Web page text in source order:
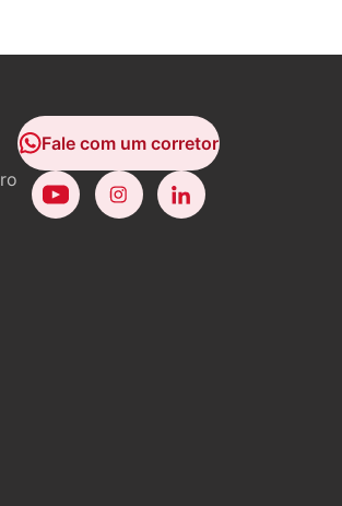
Fale com um corretor